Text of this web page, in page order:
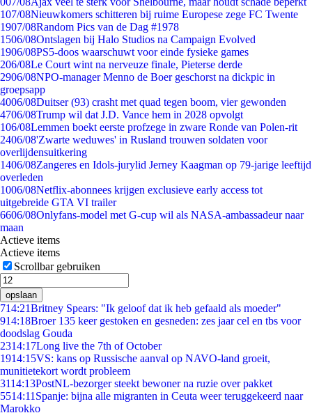
107/08Nieuwkomers schitteren bij ruime Europese zege FC Twente
1907/08Random Pics van de Dag #1978
1506/08Ontslagen bij Halo Studios na Campaign Evolved
1906/08PS5-doos waarschuwt voor einde fysieke games
206/08Le Court wint na nerveuze finale, Pieterse derde
2906/08NPO-manager Menno de Boer geschorst na dickpic in
groepsapp
4006/08Duitser (93) crasht met quad tegen boom, vier gewonden
4706/08Trump wil dat J.D. Vance hem in 2028 opvolgt
106/08Lemmen boekt eerste profzege in zware Ronde van Polen-rit
2406/08'Zwarte weduwes' in Rusland trouwen soldaten voor
overlijdensuitkering
1406/08Zangeres en Idols-jurylid Jerney Kaagman op 79-jarige leeftijd
overleden
1006/08Netflix-abonnees krijgen exclusieve early access tot
uitgebreide GTA VI trailer
6606/08Onlyfans-model met G-cup wil als NASA-ambassadeur naar
maan
Actieve items
Actieve items
Scrollbar gebruiken
opslaan
714:21Britney Spears: "Ik geloof dat ik heb gefaald als moeder"
914:18Broer 135 keer gestoken en gesneden: zes jaar cel en tbs voor
doodslag Gouda
2314:17Long live the 7th of October
1914:15VS: kans op Russische aanval op NAVO-land groeit,
munitietekort wordt probleem
3114:13PostNL-bezorger steekt bewoner na ruzie over pakket
5514:11 Spanje: bijna alle migranten in Ceuta weer teruggekeerd naar
Marokko